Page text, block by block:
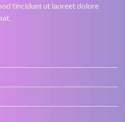
tincidunt ut laoreet dolore